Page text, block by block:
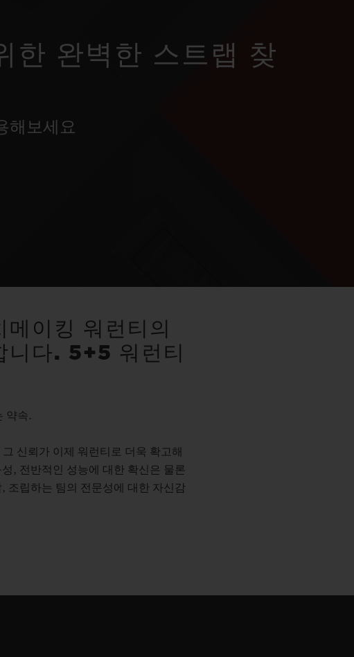
한 완벽한 스트랩 찾
해보세요
이킹 워런티의
니다. 5+5 워런티
약속.
신뢰가 이제 워런티로 더욱 확고해
, 전반적인 성능에 대한 확신은 물론
조립하는 팀의 전문성에 대한 자신감